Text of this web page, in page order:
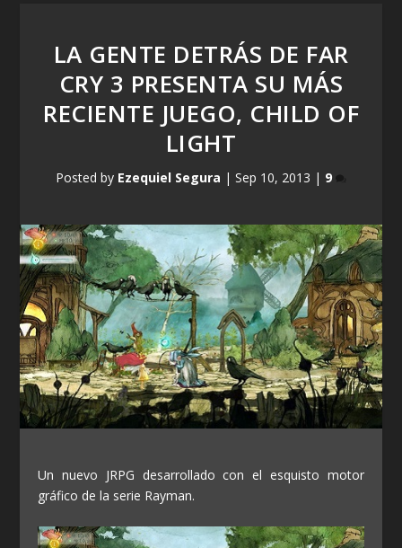
LA GENTE DETRÁS DE FAR
CRY 3 PRESENTA SU MÁS
RECIENTE JUEGO, CHILD OF
LIGHT
Posted by Ezequiel Segura | Sep 10, 2013 | 9
Un nuevo JRPG desarrollado con el esquisto motor
gráfico de la serie Rayman.